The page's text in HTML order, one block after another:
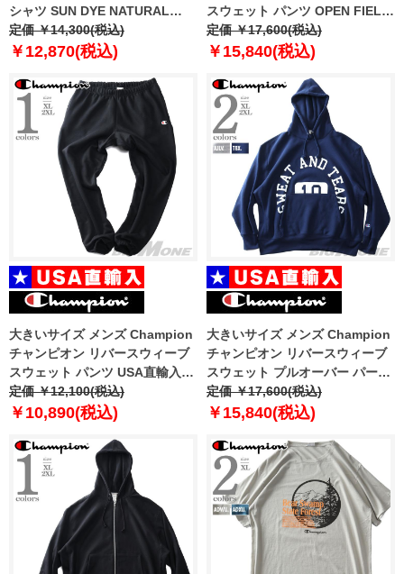
シャツ SUN DYE NATURAL
USA直輸入 s03715-5861
定価 ￥14,300(税込)
￥12,870(税込)
スウェット パンツ OPEN FIELD
SWEATPANTS USA直輸入
p4170-5861
定価 ￥17,600(税込)
￥15,840(税込)
大きいサイズ メンズ Champion
チャンピオン リバースウィーブ
スウェット パンツ USA直輸入
gf71-y6146
定価 ￥12,100(税込)
￥10,890(税込)
大きいサイズ メンズ Champion
チャンピオン リバースウィーブ
スウェット プルオーバー パーカ
ー USA直輸入 gf68-5861
定価 ￥17,600(税込)
￥15,840(税込)